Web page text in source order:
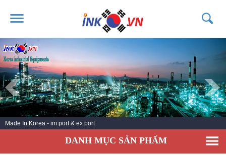
TRANG CHỦ
GIỚI THIỆU
SẢN PHẨM
DỊCH VỤ
TIN TỨC
Made In Korea - im port & ex port
DANH MỤC SẢN PHẨM